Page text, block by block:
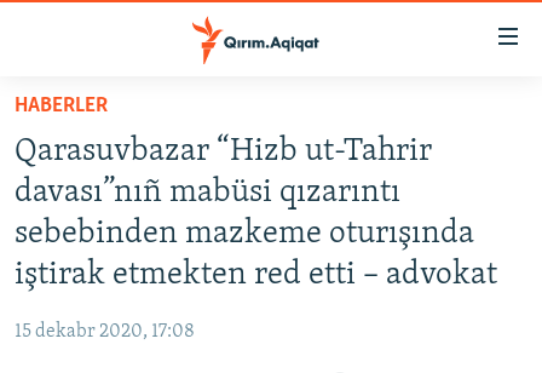
Esas
qaytmaq
Baş
navigatsiyağa
qaytmaq
Qıdıruvğa
SİYASET
İQTİSADİYAT
CEMİYET
İNSAN AQLARI
HABERLER
Qarasuvbazar “Hizb ut-Tahrir
davası”nıñ mabüsi qızarıntı
sebebinden mazkeme oturışında
iştirak etmekten red etti – advokat
15 dekabr 2020, 17:08